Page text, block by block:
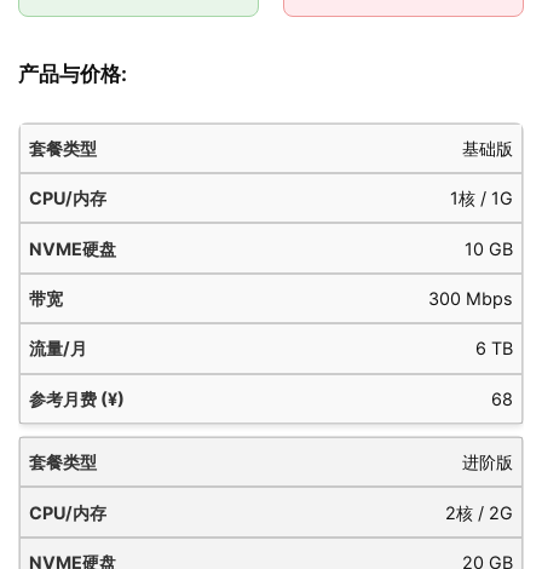
产品与价格:
套
餐
类
型
CPU/
内存
硬盘
宽
流
考
(¥)
基础版
1核 / 1G
10 GB
300 Mbps
6 TB
68
进阶版
2核 / 2G
20 GB